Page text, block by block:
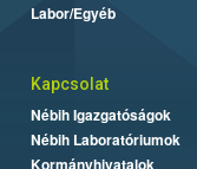
Labor/Egyéb
Kapcsolat
Nébih Igazgatóságok
Nébih Laboratóriumok
Kormányhivatalok